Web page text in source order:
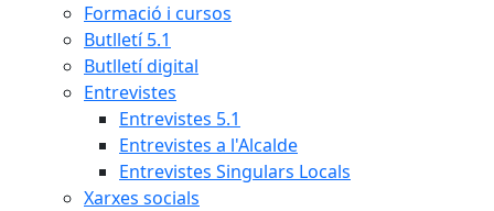
Formació i cursos
Butlletí 5.1
Butlletí digital
Entrevistes
Entrevistes 5.1
Entrevistes a l'Alcalde
Entrevistes Singulars Locals
Xarxes socials